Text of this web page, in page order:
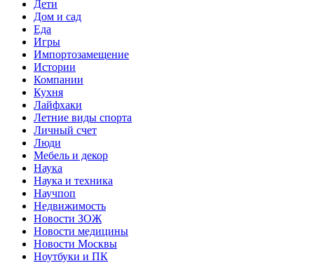
Дети
Дом и сад
Еда
Игры
Импортозамещение
Истории
Компании
Кухня
Лайфхаки
Летние виды спорта
Личный счет
Люди
Мебель и декор
Наука
Наука и техника
Научпоп
Недвижимость
Новости ЗОЖ
Новости медицины
Новости Москвы
Ноутбуки и ПК